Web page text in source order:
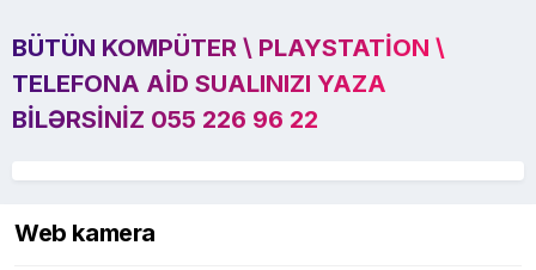
BÜTÜN KOMPÜTER \ PLAYSTATION \
TELEFONA AID SUALINIZI YAZA
BILƏRSINIZ 055 226 96 22
Web kamera